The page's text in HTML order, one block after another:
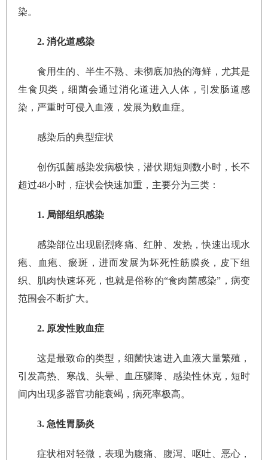
染。
2. 消化道感染
食用生的、半生不熟、未彻底加热的海鲜，尤其是
生食贝类，细菌会通过消化道进入人体，引发肠道感
染，严重时可侵入血液，发展为败血症。
感染后的典型症状
创伤弧菌感染发病极快，潜伏期短则数小时，长不
超过48小时，症状会快速加重，主要分为三类：
1. 局部组织感染
感染部位出现剧烈疼痛、红肿、发热，快速出现水
疱、血疱、瘀斑，进而发展为坏死性筋膜炎，皮下组
织、肌肉快速坏死，也就是俗称的“食肉菌感染”，病变
范围会不断扩大。
2. 原发性败血症
这是最致命的类型，细菌快速进入血液大量繁殖，
引发高热、寒战、头晕、血压骤降、感染性休克，短时
间内出现多器官功能衰竭，病死率极高。
3. 急性胃肠炎
症状相对轻微，表现为腹痛、腹泻、呕吐、恶心，